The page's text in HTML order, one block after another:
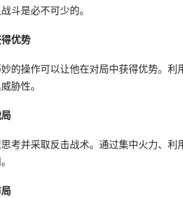
斗是必不可少的。
优势
的操作可以让他在对局中获得优势。
胁性。
考并采取反击战术。通过集中火力、